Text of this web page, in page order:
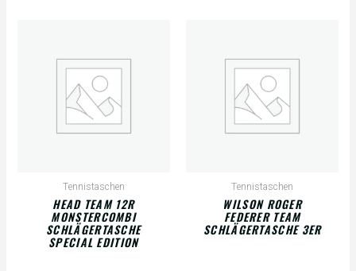
Tennistaschen
HEAD TEAM 12R
MONSTERCOMBI
SCHLÄGERTASCHE
SPECIAL EDITION
Tennistaschen
WILSON ROGER
FEDERER TEAM
SCHLÄGERTASCHE 3ER